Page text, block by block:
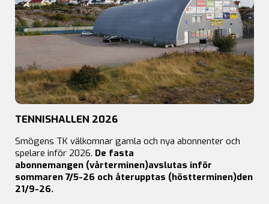
TENNISHALLEN 2026
Smögens TK välkomnar gamla och nya abonnenter och
spelare inför 2026. De fasta
abonnemangen (vårterminen)avslutas inför
sommaren 7/5-26 och återupptas (höstterminen)den
21/9-26.